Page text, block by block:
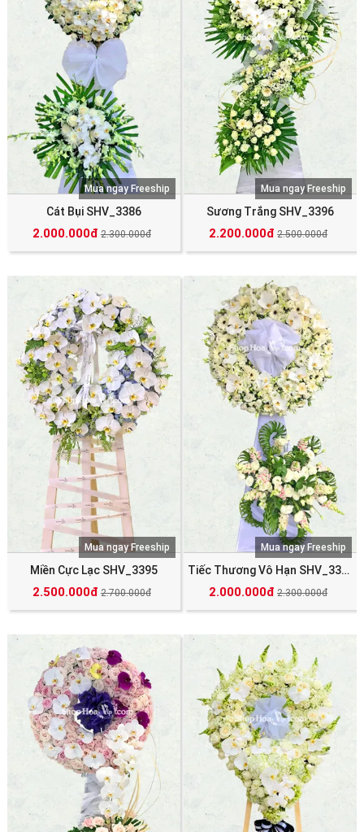
Cát Bụi SHV_3386
2.000.000đ 2.300.000đ
Mua ngay Freeship
Sương Trắng SHV_3396
2.200.000đ 2.500.000đ
Mua ngay Freeship
Miền Cực Lạc SHV_3395
2.500.000đ 2.700.000đ
Mua ngay Freeship
Tiếc Thương Vô Hạn SHV_3390
2.000.000đ 2.300.000đ
Mua ngay Freeship